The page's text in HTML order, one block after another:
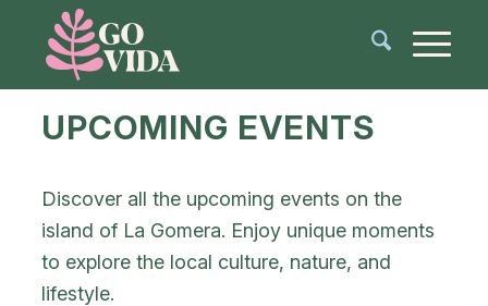
UPCOMING EVENTS
Discover all the upcoming events on the
island of La Gomera. Enjoy unique moments
to explore the local culture, nature, and
lifestyle.